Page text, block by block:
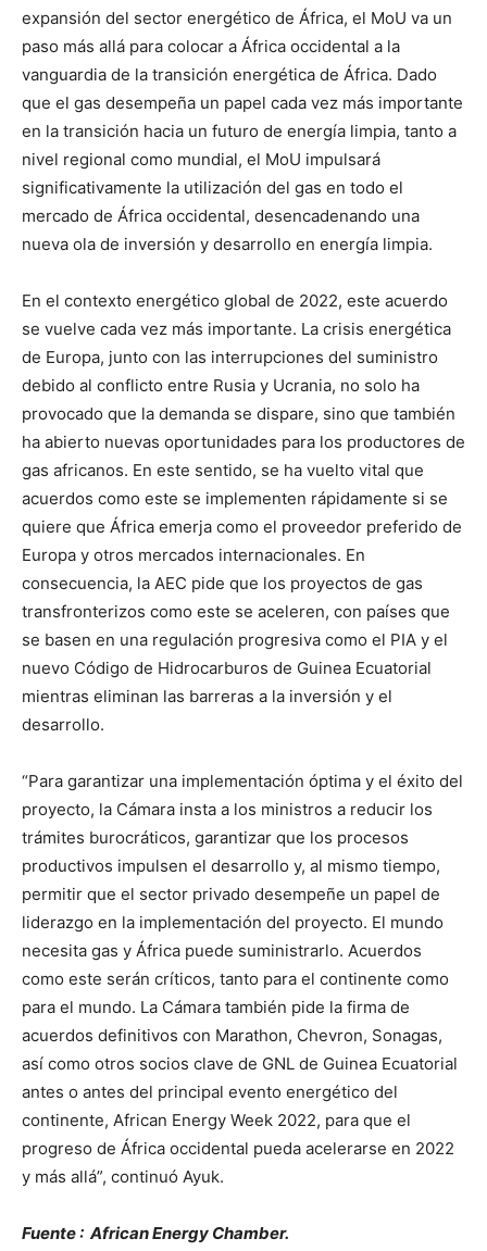
expansión del sector energético de África, el MoU va un
paso más allá para colocar a África occidental a la
vanguardia de la transición energética de África. Dado
que el gas desempeña un papel cada vez más importante
en la transición hacia un futuro de energía limpia, tanto a
nivel regional como mundial, el MoU impulsará
significativamente la utilización del gas en todo el
mercado de África occidental, desencadenando una
nueva ola de inversión y desarrollo en energía limpia.
En el contexto energético global de 2022, este acuerdo
se vuelve cada vez más importante. La crisis energética
de Europa, junto con las interrupciones del suministro
debido al conflicto entre Rusia y Ucrania, no solo ha
provocado que la demanda se dispare, sino que también
ha abierto nuevas oportunidades para los productores de
gas africanos. En este sentido, se ha vuelto vital que
acuerdos como este se implementen rápidamente si se
quiere que África emerja como el proveedor preferido de
Europa y otros mercados internacionales. En
consecuencia, la AEC pide que los proyectos de gas
transfronterizos como este se aceleren, con países que
se basen en una regulación progresiva como el PIA y el
nuevo Código de Hidrocarburos de Guinea Ecuatorial
mientras eliminan las barreras a la inversión y el
desarrollo.
“Para garantizar una implementación óptima y el éxito del
proyecto, la Cámara insta a los ministros a reducir los
trámites burocráticos, garantizar que los procesos
productivos impulsen el desarrollo y, al mismo tiempo,
permitir que el sector privado desempeñe un papel de
liderazgo en la implementación del proyecto. El mundo
necesita gas y África puede suministrarlo. Acuerdos
como este serán críticos, tanto para el continente como
para el mundo. La Cámara también pide la firma de
acuerdos definitivos con Marathon, Chevron, Sonagas,
así como otros socios clave de GNL de Guinea Ecuatorial
antes o antes del principal evento energético del
continente, African Energy Week 2022, para que el
progreso de África occidental pueda acelerarse en 2022
y más allá”, continuó Ayuk.
Fuente : African Energy Chamber.